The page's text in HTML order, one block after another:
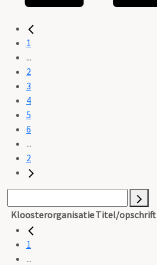
1
...
2
3
4
5
6
...
2
KloosterorganisatieTitel/opschrift
1
...